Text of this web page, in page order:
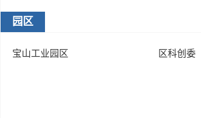
园区
宝山工业园区 区科创委